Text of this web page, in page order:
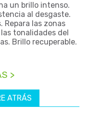
un brillo intenso.
al desgaste.
Repara las zonas
tonalidades del
Brillo recuperable.
>
ATRÁS